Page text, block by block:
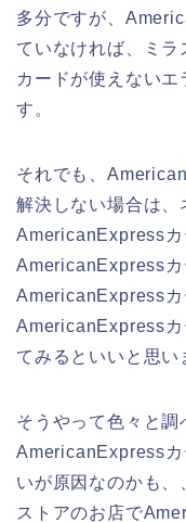
多分ですが、
ていなければ、ミ
カードが使えない
す。
それでも、
解決しない場合は、
AmericanExpressカ
AmericanExpress
AmericanExpress
AmericanExpress
てみるといいと思い
そうやって色々と
AmericanExpressカ
いが原因なのかも、
ストアのお店で